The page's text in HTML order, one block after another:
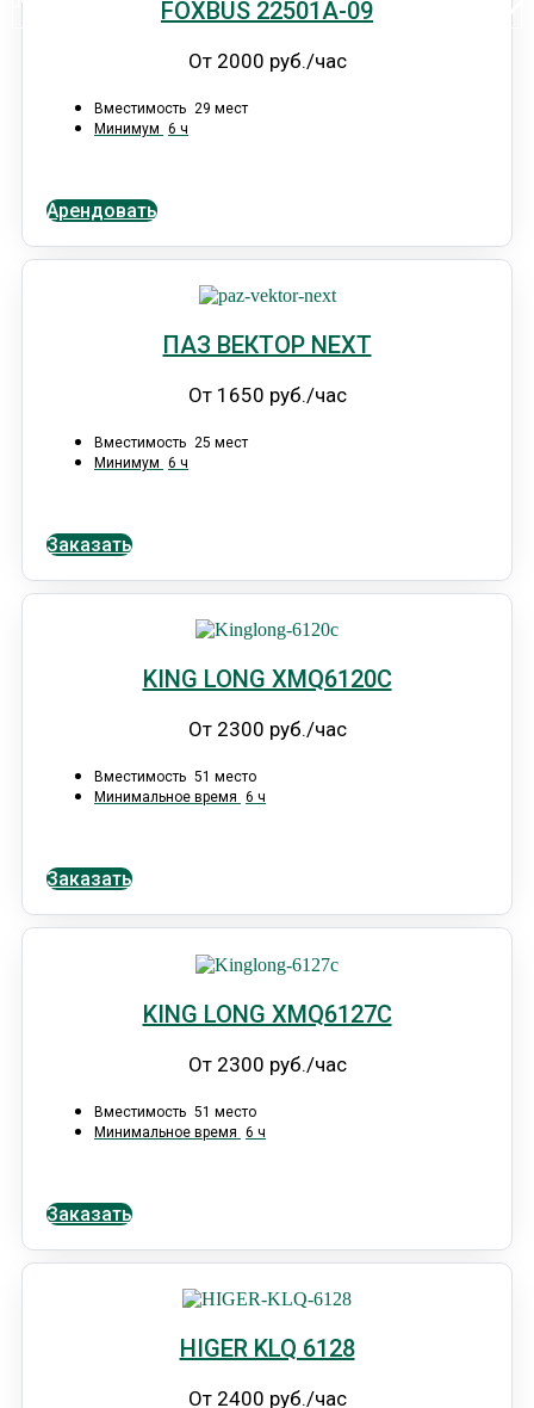
FOXBUS 22501А-09
От 2000 руб./час
Вместимость 29 мест
Минимум 6 ч
Арендовать
ПАЗ ВЕКТОР NEXT
От 1650 руб./час
Вместимость 25 мест
Минимум 6 ч
Заказать
KING LONG XMQ6120С
От 2300 руб./час
Вместимость 51 место
Минимальное время 6 ч
Заказать
KING LONG XMQ6127C
От 2300 руб./час
Вместимость 51 место
Минимальное время 6 ч
Заказать
HIGER KLQ 6128
От 2400 руб./час